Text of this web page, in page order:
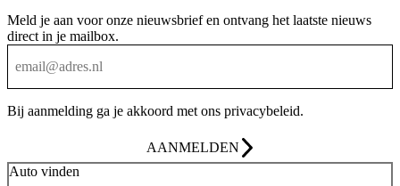
Meld je aan voor onze nieuwsbrief en ontvang het laatste nieuws
direct in je mailbox.
Bij aanmelding ga je akkoord met ons privacybeleid.
AANMELDEN
Auto vinden